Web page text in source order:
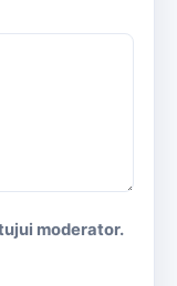
moderator.